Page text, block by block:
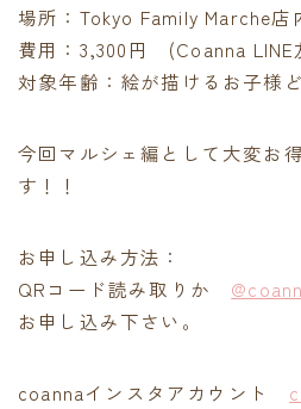
場所：Tokyo Family Marche店
費用：3,300円 (Coanna LINE
対象年齢：絵が描けるお子様
今回マルシェ編として大変お
す！！
お申し込み方法：
QRコード読み取りか
お申し込み下さい。
coannaインスタアカウント